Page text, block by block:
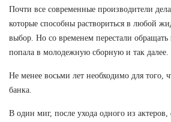
Почти все современные производители
которые способны раствориться в любой
выбор. Но со временем перестали
попала в молодежную сборную и так далее.
Не менее восьми лет необходимо для того,
банка.
В один миг, после ухода одного из актеров,